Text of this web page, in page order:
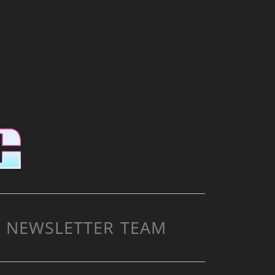
NEWSLETTER TEAM